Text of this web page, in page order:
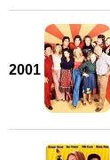
2001